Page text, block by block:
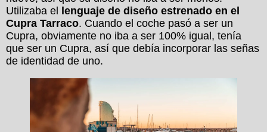
Utilizaba el lenguaje de diseño estrenado en el
Cupra Tarraco. Cuando el coche pasó a ser un
Cupra, obviamente no iba a ser 100% igual, tenía
que ser un Cupra, así que debía incorporar las señas
de identidad de uno.